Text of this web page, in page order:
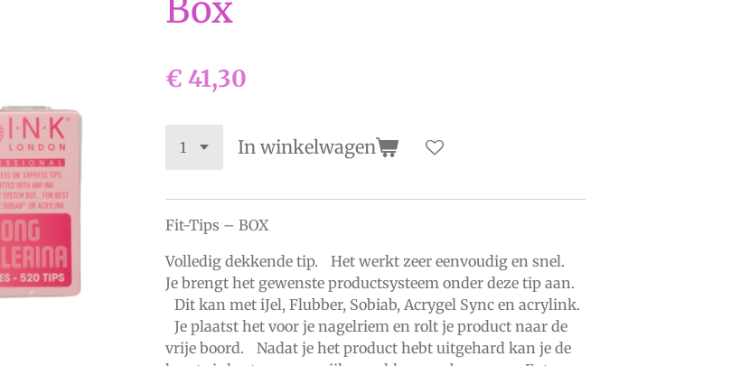
Box
€ 41,30
In winkelwagen
Fit-Tips – BOX
Volledig dekkende tip. Het werkt zeer eenvoudig en snel.
Je brengt het gewenste productsysteem onder deze tip aan.
Dit kan met iJel, Flubber, Sobiab, Acrygel Sync en acrylink.
Je plaatst het voor je nagelriem en rolt je product naar de
vrije boord. Nadat je het product hebt uitgehard kan je de